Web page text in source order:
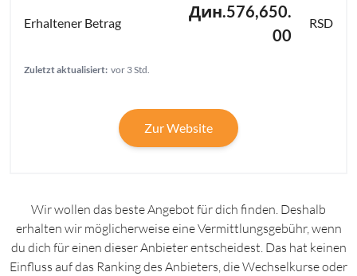
Дин.576,650.
00
RSD
Zuletzt aktualisiert: vor 3 Std.
Zur Website
Wir wollen das beste Angebot für dich finden. Deshalb
erhalten wir möglicherweise eine Vermittlungsgebühr, wenn
du dich für einen dieser Anbieter entscheidest. Das hat keinen
Einfluss auf das Ranking des Anbieters, die Wechselkurse oder